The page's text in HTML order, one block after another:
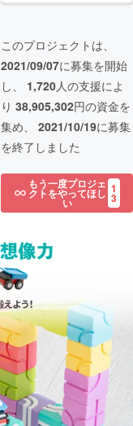
このプロジェクトは、
2021/09/07に募集を開始
し、 1,720人の支援によ
り 38,905,302円の資金を
集め、 2021/10/19に募集
を終了しました
もう一度プロジェ
クトをやってほし
い
1
3